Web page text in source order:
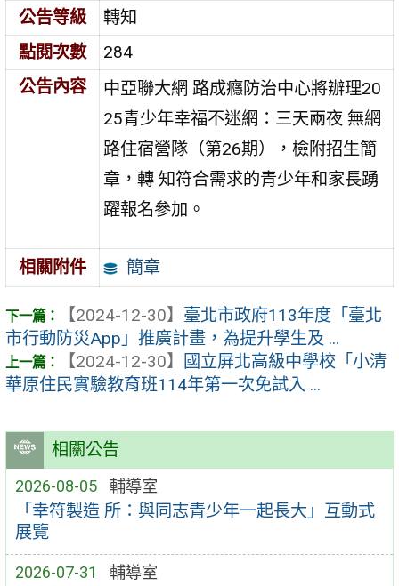
相關公告
2026-08-05 輔導室
「幸符製造 所：與同志青少年一起長大」互動式
展覽
2026-07-31 輔導室
公告等級
轉知
點閱次數
284
公告內容
中亞聯大網 路成癮防治中心將辦理20
25青少年幸福不迷網：三天兩夜 無網
路住宿營隊（第26期），檢附招生簡
章，轉 知符合需求的青少年和家長踴
躍報名參加。
相關附件 簡章
【2024-12-30】 臺北市政府113年度「臺北
市行動防災App」推廣計畫，為提升學生及 ...
【2024-12-30】
國立屏北高級中學校「小清
華原住民實驗教育班114年第一次免試入 ...